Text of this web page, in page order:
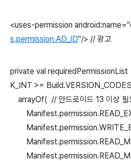
<uses-permission
s.permission.AD_ID"/> // 광고
private val
K_INT >=
arrayOf( // 안드로이드 13 이상 필